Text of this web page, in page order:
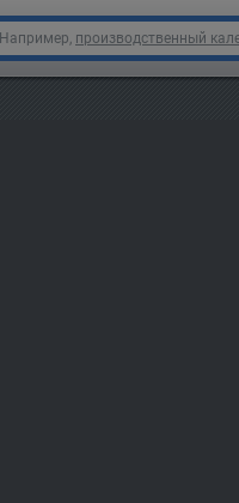
Например, производственный